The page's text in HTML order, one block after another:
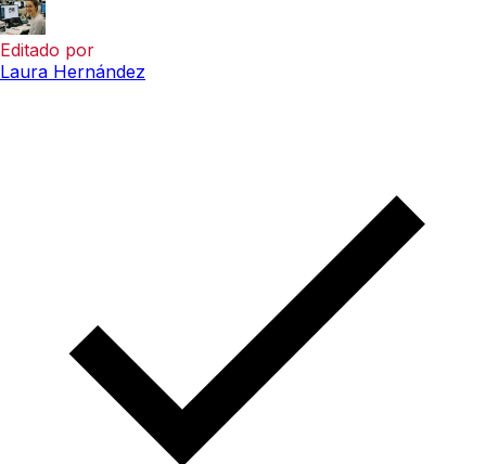
Editado por
Laura Hernández